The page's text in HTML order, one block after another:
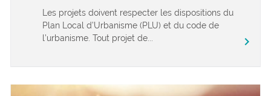
Les projets doivent respecter les dispositions du
Plan Local d’Urbanisme (PLU) et du code de
l’urbanisme. Tout projet de...
chevron_right